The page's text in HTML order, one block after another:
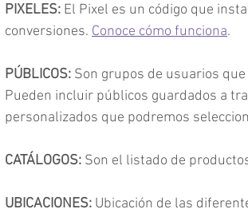
PIXELES: El Pixel es un código que
conversiones. Conoce cómo funciona.
PÚBLICOS: Son grupos de usuarios
Pueden incluir públicos guardados a
personalizados que podremos
CATÁLOGOS: Son el listado de
UBICACIONES: Ubicación de las